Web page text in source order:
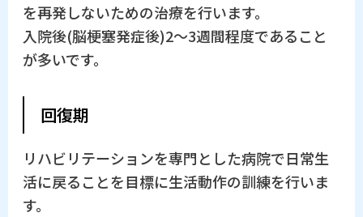
を再発しないための治療を行います。
入院後(脳梗塞発症後)2～3週間程度であること
が多いです。
回復期
リハビリテーションを専門とした病院で日常生
活に戻ることを目標に生活動作の訓練を行いま
す。